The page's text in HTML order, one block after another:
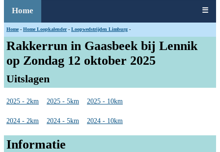
Home ☰
Home - Home Loopkalender- Loopwedstrijden Limburg -
Rakkerrun in Gaasbeek bij Lennik
op Zondag 12 oktober 2025
Uitslagen
2025 - 2km 2025 - 5km 2025 - 10km
2024 - 2km 2024 - 5km 2024 - 10km
Informatie